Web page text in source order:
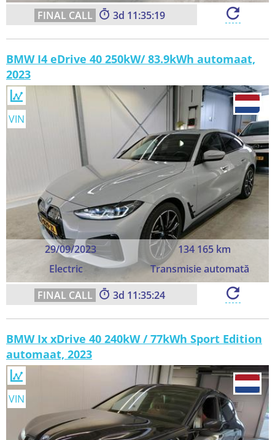
3 11:35:17
BMW I4 eDrive 40 250kW/ 83.9kWh automaat,
2023
29/09/2023
134 165 km
Electric
Transmisie automată
VIN
3 11:35:22
BMW Ix xDrive 40 240kW / 77kWh Sport Edition
automaat, 2023
VIN